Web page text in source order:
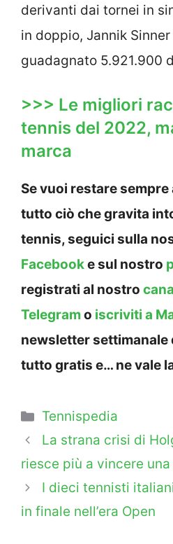
derivanti dai tornei in
in doppio, Jannik
guadagnato 5.921.900
>>> Le migliori
tennis del 2022,
marca
Se vuoi restare
tutto ciò che gravita
tennis, seguici sulla
Facebooke sul nostro
registrati al nostro
Telegramo iscriviti a
newsletter settimanale
tutto gratis e… ne vale
Categorie
Tennispedia
La strana crisi di
riesce più a vincere
I dieci tennisti
in finale nell’era Open